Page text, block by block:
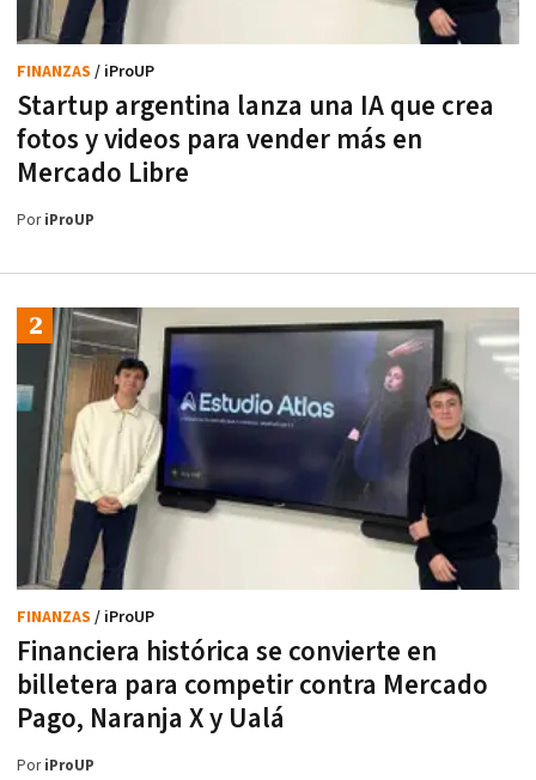
Startup argentina lanza una IA que crea
fotos y videos para vender más en
Mercado Libre
FINANZAS / iProUP
PoriProUP
Financiera histórica se convierte en
billetera para competir contra Mercado
Pago, Naranja X y Ualá
FINANZAS / iProUP
PoriProUP